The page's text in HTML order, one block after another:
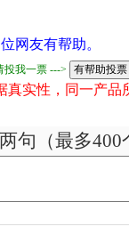
位网友有帮助。
投我一票 --->
真实性，同一产
句（最多400